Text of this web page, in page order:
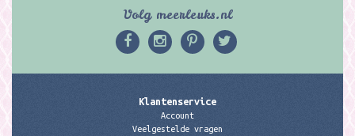
Volg meerleuks.nl
Klantenservice
Account
Veelgestelde vragen